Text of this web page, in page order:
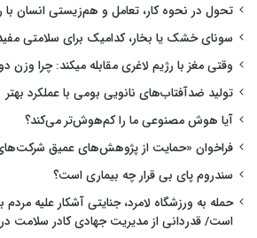
تحول در نحوه کار، تعامل و هم‌زیستی انسان با
سونای خشک یا بخار، کدامیک برای سلامتی
وقتی مغز با رژیم لاغری مقابله میکند: چرا وزن
تولید ضدآفتاب‌های نانویی بومی با عملکرد بهتر
آیا هوش مصنوعی ما را کم‌هوش‌تر می‌کند؟
فراخوان «حمایت از پژوهش‌های عمیق
سندروم پای بی قرار چه بیماری است؟
حمله به ورزشگاه لامرد، جنایتی آشکار علیه
است/ قدردانی از مدیریت جهادی کادر سلامت